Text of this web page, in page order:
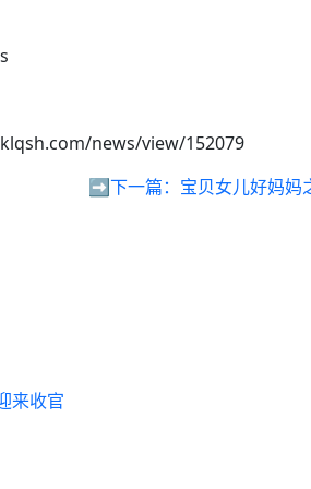
news/view/152079
➡️下一篇： 宝贝女儿好妈妈
来收官